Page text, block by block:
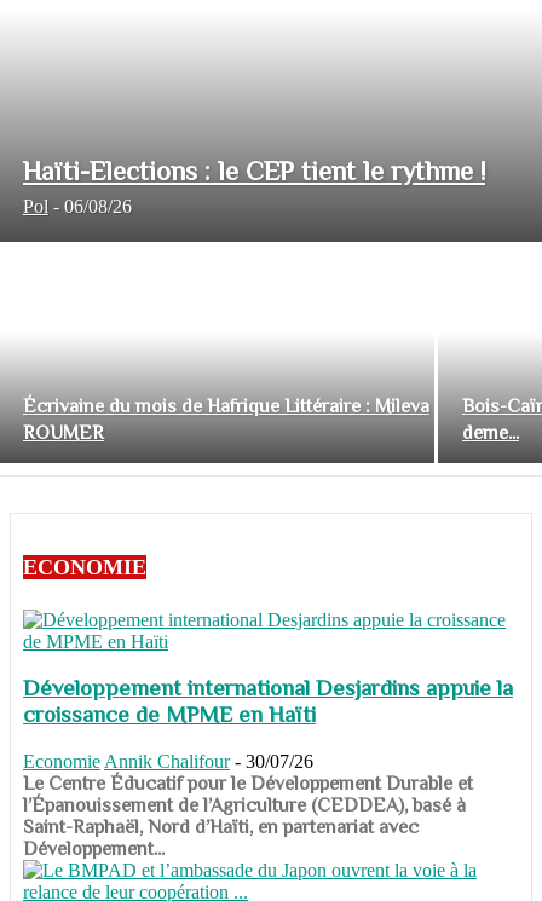
Haïti-Elections : le CEP tient le rythme !
Pol - 06/08/26
Écrivaine du mois de Hafrique Littéraire : Mileva
ROUMER
Bois-
deme...
ECONOMIE
Développement international Desjardins appuie la
croissance de MPME en Haïti
Economie Annik Chalifour - 30/07/26
​​​​​​​Le Centre Éducatif pour le Développement Durable et
l’Épanouissement de l’Agriculture (CEDDEA), basé à
Saint-Raphaël, Nord d’Haïti, en partenariat avec
Développement...